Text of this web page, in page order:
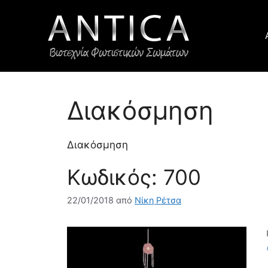
περιεχόμενο
Διακόσμηση
Διακόσμηση
Κωδικός: 700
22/01/2018 από Νίκη Ρέτσα